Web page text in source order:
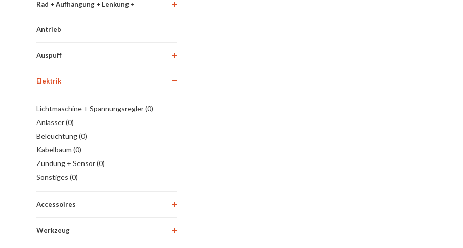
Rad + Aufhängung + Lenkung +
Antrieb
Auspuff
Elektrik
Lichtmaschine + Spannungsregler (0)
Anlasser (0)
Beleuchtung (0)
Kabelbaum (0)
Zündung + Sensor (0)
Sonstiges (0)
Accessoires
Werkzeug